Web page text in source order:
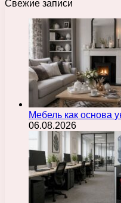
Свежие записи
Мебель как основа
06.08.2026